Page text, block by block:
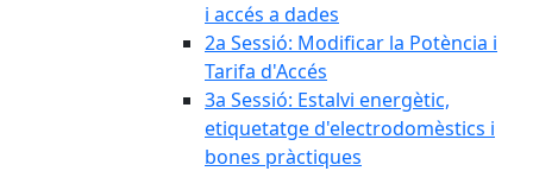
i accés a dades
2a Sessió: Modificar la Potència i
Tarifa d'Accés
3a Sessió: Estalvi energètic,
etiquetatge d'electrodomèstics i
bones pràctiques